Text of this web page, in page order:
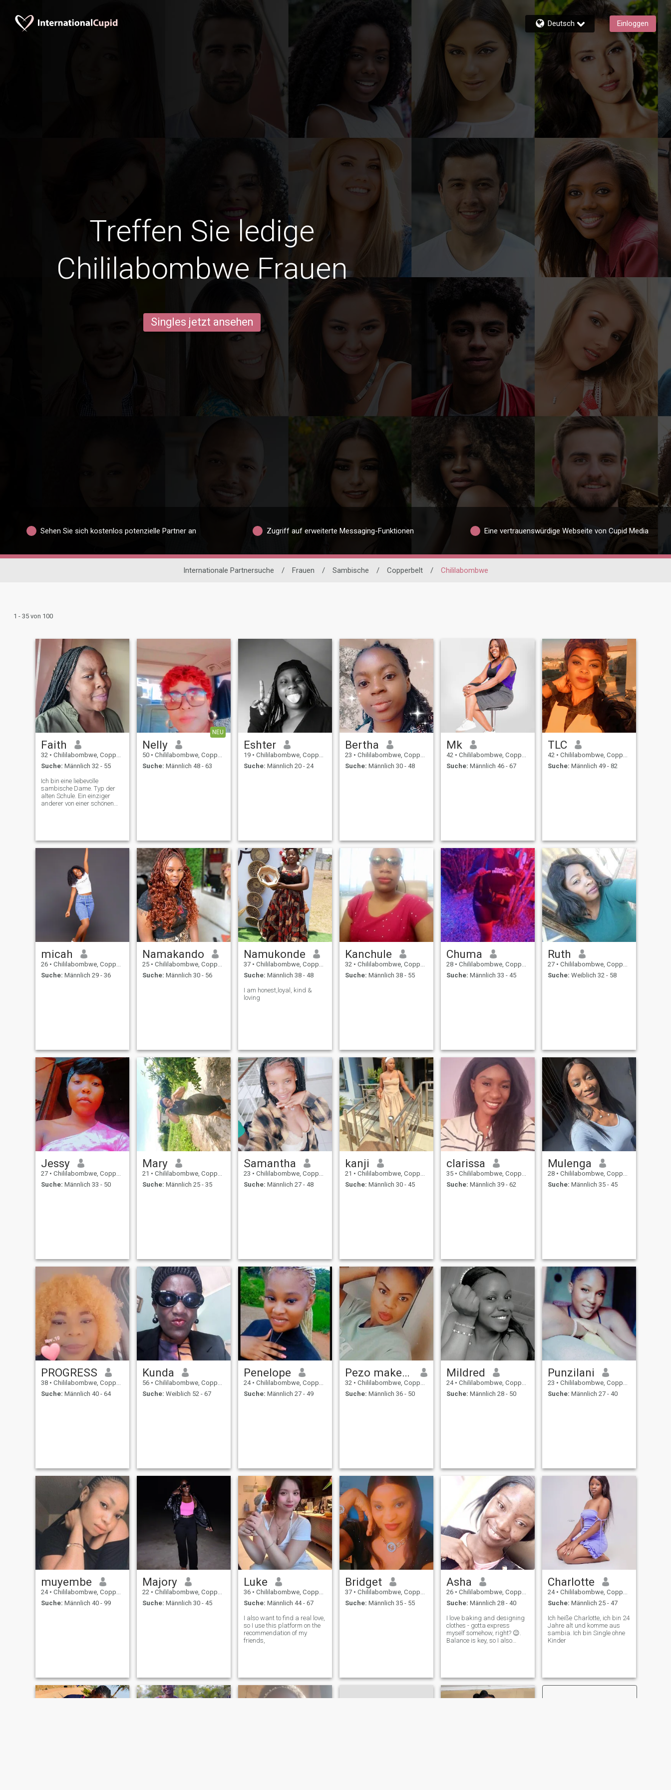
Deutsch Einloggen
Treffen Sie ledige
Chililabombwe Frauen
Singles jetzt ansehen
Sehen Sie sich kostenlos potenzielle Partner an Zugriff auf erweiterte Messaging-Funktionen Eine vertrauenswürdige Webseite von Cupid Media
Internationale Partnersuche / Frauen / Sambische / Copperbelt / Chililabombwe
1 - 35 von 100
Faith
32 • Chililabombwe, Copperbelt, Sambia
Suche: Männlich 32 - 55
Ich bin eine liebevolle
sambische Dame. Typ der
alten Schule. Ein einziger
anderer von einer schönen
guten Mann zu treffen,
bodenständig. Spaß lieben.
Locker und mit Humor.
NEU
Nelly
50 • Chililabombwe, Copperbelt, Sambia
Suche: Männlich 48 - 63
Eshter
19 • Chililabombwe, Copperbelt, Sambia
Suche: Männlich 20 - 24
Bertha
23 • Chililabombwe, Copperbelt, Sambia
Suche: Männlich 30 - 48
Mk
42 • Chililabombwe, Copperbelt, Sambia
Suche: Männlich 46 - 67
TLC
42 • Chililabombwe, Copperbelt, Sambia
Suche: Männlich 49 - 82
micah
26 • Chililabombwe, Copperbelt, Sambia
Suche: Männlich 29 - 36
Namakando
25 • Chililabombwe, Copperbelt, Sambia
Suche: Männlich 30 - 56
Namukonde
37 • Chililabombwe, Copperbelt, Sambia
Suche: Männlich 38 - 48
I am honest,loyal, kind &
loving
Kanchule
32 • Chililabombwe, Copperbelt, Sambia
Suche: Männlich 38 - 55
Chuma
28 • Chililabombwe, Copperbelt, Sambia
Suche: Männlich 33 - 45
Ruth
27 • Chililabombwe, Copperbelt, Sambia
Suche: Weiblich 32 - 58
Jessy
27 • Chililabombwe, Copperbelt, Sambia
Suche: Männlich 33 - 50
Mary
21 • Chililabombwe, Copperbelt, Sambia
Suche: Männlich 25 - 35
Samantha
23 • Chililabombwe, Copperbelt, Sambia
Suche: Männlich 27 - 48
kanji
21 • Chililabombwe, Copperbelt, Sambia
Suche: Männlich 30 - 45
clarissa
35 • Chililabombwe, Copperbelt, Sambia
Suche: Männlich 39 - 62
Mulenga
28 • Chililabombwe, Copperbelt, Sambia
Suche: Männlich 35 - 45
PROGRESS
38 • Chililabombwe, Copperbelt, Sambia
Suche: Männlich 40 - 64
Kunda
56 • Chililabombwe, Copperbelt, Sambia
Suche: Weiblich 52 - 67
Penelope
24 • Chililabombwe, Copperbelt, Sambia
Suche: Männlich 27 - 49
Pezo makeche
32 • Chililabombwe, Copperbelt, Sambia
Suche: Männlich 36 - 50
Mildred
24 • Chililabombwe, Copperbelt, Sambia
Suche: Männlich 28 - 50
Punzilani
23 • Chililabombwe, Copperbelt, Sambia
Suche: Männlich 27 - 40
muyembe
24 • Chililabombwe, Copperbelt, Sambia
Suche: Männlich 40 - 99
Majory
22 • Chililabombwe, Copperbelt, Sambia
Suche: Männlich 30 - 45
Luke
36 • Chililabombwe, Copperbelt, Sambia
Suche: Männlich 44 - 67
I also want to find a real love,
so I use this platform on the
recommendation of my
friends,
Bridget
37 • Chililabombwe, Copperbelt, Sambia
Suche: Männlich 35 - 55
Asha
26 • Chililabombwe, Copperbelt, Sambia
Suche: Männlich 28 - 40
I love baking and designing
clothes - gotta express
myself somehow, right? 😉.
Balance is key, so I also
Charlotte
24 • Chililabombwe, Copperbelt, Sambia
Suche: Männlich 25 - 47
Ich heiße Charlotte, ich bin 24
Jahre alt und komme aus
sambia. Ich bin Single ohne
Kinder